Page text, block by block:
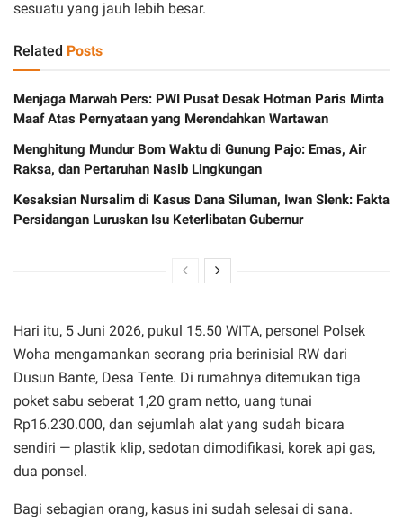
sesuatu yang jauh lebih besar.
Related Posts
Menjaga Marwah Pers: PWI Pusat Desak Hotman Paris Minta
Maaf Atas Pernyataan yang Merendahkan Wartawan
Menghitung Mundur Bom Waktu di Gunung Pajo: Emas, Air
Raksa, dan Pertaruhan Nasib Lingkungan
Kesaksian Nursalim di Kasus Dana Siluman, Iwan Slenk: Fakta
Persidangan Luruskan Isu Keterlibatan Gubernur
Hari itu, 5 Juni 2026, pukul 15.50 WITA, personel Polsek
Woha mengamankan seorang pria berinisial RW dari
Dusun Bante, Desa Tente. Di rumahnya ditemukan tiga
poket sabu seberat 1,20 gram netto, uang tunai
Rp16.230.000, dan sejumlah alat yang sudah bicara
sendiri — plastik klip, sedotan dimodifikasi, korek api gas,
dua ponsel.
Bagi sebagian orang, kasus ini sudah selesai di sana.